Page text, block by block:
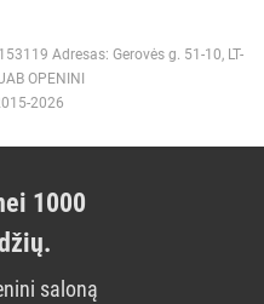
Adresas: Gerovės g. 51-10, LT-
OPENINI
2026
1000
saloną